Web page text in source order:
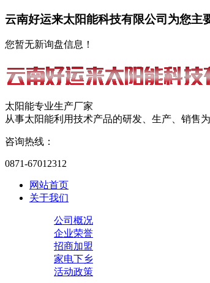
云南好运来太阳能科技有限公司为您主
您暂无新询盘信息！
太阳能专业生产厂家
从事太阳能利用技术产品的研发、生产、销售
咨询热线：
0871-67012312
网站首页
关于我们
公司概况
企业荣誉
招商加盟
家电下乡
活动政策